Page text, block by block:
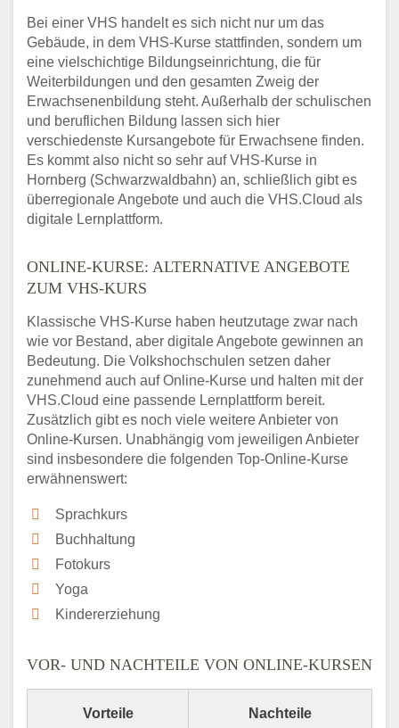
Bei einer VHS handelt es sich nicht nur um das
Gebäude, in dem VHS-Kurse stattfinden, sondern um
eine vielschichtige Bildungseinrichtung, die für
Weiterbildungen und den gesamten Zweig der
Erwachsenenbildung steht. Außerhalb der schulischen
und beruflichen Bildung lassen sich hier
verschiedenste Kursangebote für Erwachsene finden.
Es kommt also nicht so sehr auf VHS-Kurse in
Hornberg (Schwarzwaldbahn) an, schließlich gibt es
überregionale Angebote und auch die VHS.Cloud als
digitale Lernplattform.
ONLINE-KURSE: ALTERNATIVE ANGEBOTE
ZUM VHS-KURS
Klassische VHS-Kurse haben heutzutage zwar nach
wie vor Bestand, aber digitale Angebote gewinnen an
Bedeutung. Die Volkshochschulen setzen daher
zunehmend auch auf Online-Kurse und halten mit der
VHS.Cloud eine passende Lernplattform bereit.
Zusätzlich gibt es noch viele weitere Anbieter von
Online-Kursen. Unabhängig vom jeweiligen Anbieter
sind insbesondere die folgenden Top-Online-Kurse
erwähnenswert:
Sprachkurs
Buchhaltung
Fotokurs
Yoga
Kindererziehung
VOR- UND NACHTEILE VON ONLINE-KURSEN
Vorteile Nachteile